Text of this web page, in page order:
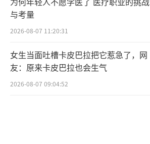
与考量
2026-08-07 11:20:31
女生当面吐槽卡皮巴拉把它惹急了，网
友：原来卡皮巴拉也会生气
2026-08-07 09:04:52